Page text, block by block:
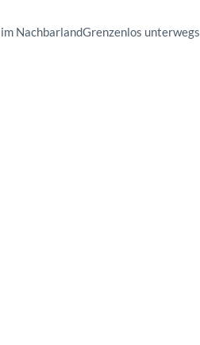
NachbarlandGrenzenlos unterwegs